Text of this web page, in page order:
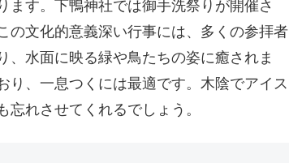
す。下鴨神社では御手洗祭りが開催さ
の文化的意義深い行事には、多くの参拝者
、水面に映る緑や鳥たちの姿に癒されま
、一息つくには最適です。木陰でアイス
れさせてくれるでしょう。